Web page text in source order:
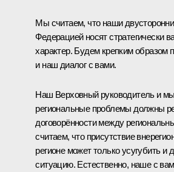
Мы считаем, что наши
Федерацией носят
характер. Будем крепким образом
и наш диалог с вами.
Наш Верховный руководитель и
региональные проблемы должны
договорённости между
считаем, что присутствие
регионе может только усугубить и
ситуацию. Естественно, наше с